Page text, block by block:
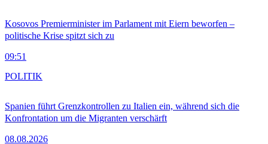
Kosovos Premierminister im Parlament mit Eiern beworfen –
politische Krise spitzt sich zu
09:51
Spanien führt Grenzkontrollen zu Italien ein, während sich die
Konfrontation um die Migranten verschärft
08.08.2026
POLITIK